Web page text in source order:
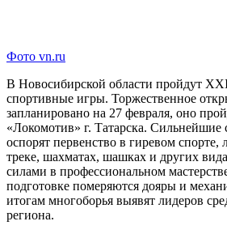
Фото vn.ru
В Новосибирской области пройдут
спортивные игры. Торжественное
запланировано на 27 февраля, оно
«Локомотив» г. Татарска. Сильнейшие
оспорят первенство в гиревом
треке, шахматах, шашках и других
силами в профессиональном
подготовке померяются дояры и
итогам многоборья выявят лидеров
региона.